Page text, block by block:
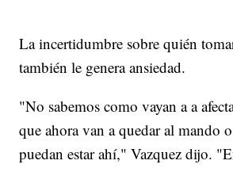
La incertidumbre sobre quién
también le genera ansiedad.
"No sabemos como vayan a a
que ahora van a quedar al mando
puedan estar ahí," Vazquez dijo.